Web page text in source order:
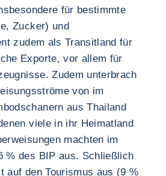
für bestimmte
Zucker) und
zudem als Transitland für
Exporte, vor allem für
Zudem unterbrach
von im
aus Thailand
viele in ihr Heimatland
machten im
% des BIP aus. Schließlich
auf den Tourismus aus (9 %